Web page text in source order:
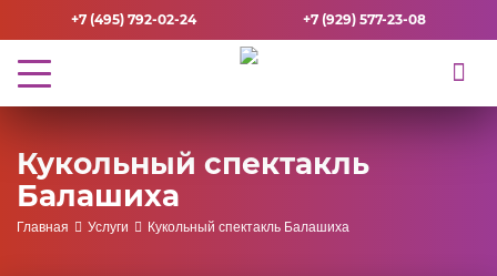
+7 (495) 792-02-24 +7 (929) 577-23-08
Кукольный спектакль
Балашиха
Главная Услуги Кукольный спектакль Балашиха